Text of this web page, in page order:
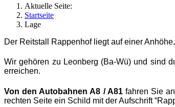
Aktuelle Seite:
Startseite
Lage
Der Reitstall Rappenhof liegt auf einer
Wir gehören zu Leonberg (Ba-Wü) und sind
erreichen.
Von den Autobahnen A8 / A81 fahren Sie
rechten Seite ein Schild mit der Aufschrift